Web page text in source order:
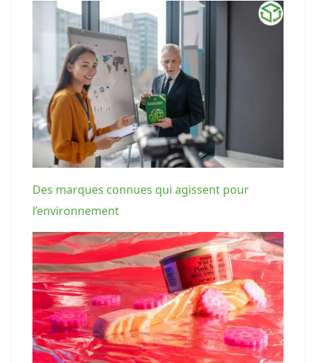
Des marques connues qui agissent pour
l’environnement